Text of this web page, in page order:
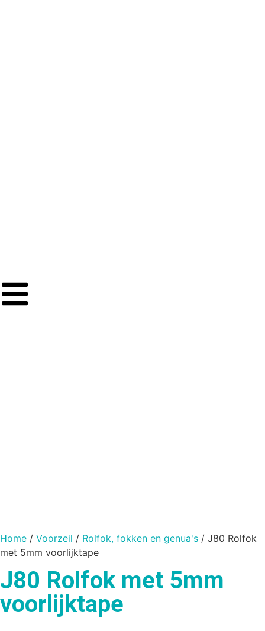
Home / Voorzeil / Rolfok, fokken en genua's / J80 Rolfok
met 5mm voorlijktape
J80 Rolfok met 5mm
voorlijktape